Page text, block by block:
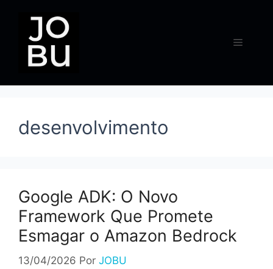
conteúdo
Menu
desenvolvimento
Google ADK: O Novo
Framework Que Promete
Esmagar o Amazon Bedrock
13/04/2026 Por JOBU